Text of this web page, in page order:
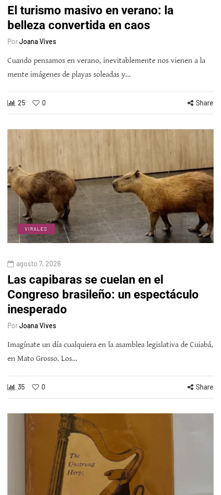
El turismo masivo en verano: la
belleza convertida en caos
PorJoana Vives
Cuando pensamos en verano, inevitablemente nos vienen a la
mente imágenes de playas soleadas y…
25 0 Share
VIRALES
agosto 7, 2026
Las capibaras se cuelan en el
Congreso brasileño: un espectáculo
inesperado
PorJoana Vives
Imagínate un día cualquiera en la asamblea legislativa de Cuiabá,
en Mato Grosso. Los…
35 0 Share